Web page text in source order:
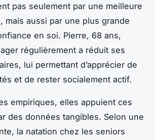
pas seulement par une meilleure
mais aussi par une plus grande
en soi. Pierre, 68 ans,
régulièrement a réduit ses
lui permettant d’apprécier de
et de rester socialement actif.
empiriques, elles appuient ces
des données tangibles. Selon une
la natation chez les seniors